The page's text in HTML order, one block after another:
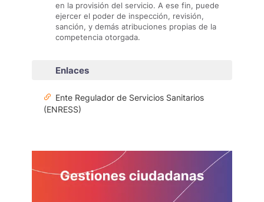
en la provisión del servicio. A ese fin, puede
ejercer el poder de inspección, revisión,
sanción, y demás atribuciones propias de la
competencia otorgada.
Enlaces
Ente Regulador de Servicios Sanitarios
(ENRESS)